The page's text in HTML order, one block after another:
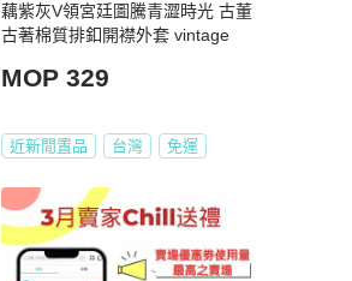
藕紫灰V領宮廷圖騰青澀時光 古董
古著棉質排釦開襟外套 vintage
MOP 329
近新閒置品 台灣 免運